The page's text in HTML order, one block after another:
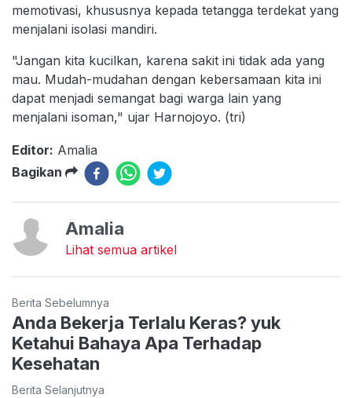
memotivasi, khususnya kepada tetangga terdekat yang
menjalani isolasi mandiri.
"Jangan kita kucilkan, karena sakit ini tidak ada yang
mau. Mudah-mudahan dengan kebersamaan kita ini
dapat menjadi semangat bagi warga lain yang
menjalani isoman," ujar Harnojoyo. (tri)
Editor: Amalia
Bagikan
Amalia
Lihat semua artikel
Berita Sebelumnya
Anda Bekerja Terlalu Keras? yuk
Ketahui Bahaya Apa Terhadap
Kesehatan
Berita Selanjutnya